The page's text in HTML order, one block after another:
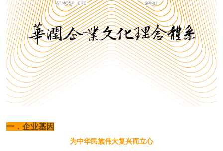
一．企业基因
为中华民族伟大复兴而立心